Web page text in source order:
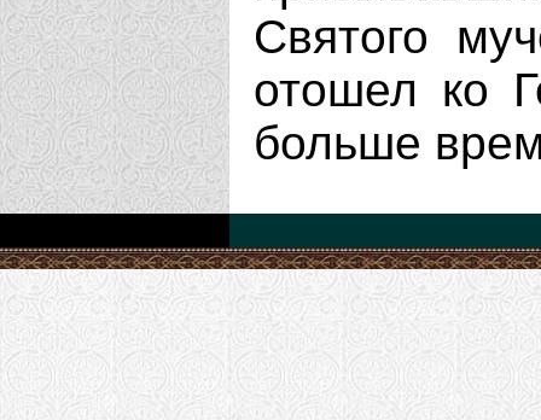
Святого
отошел ко
больше